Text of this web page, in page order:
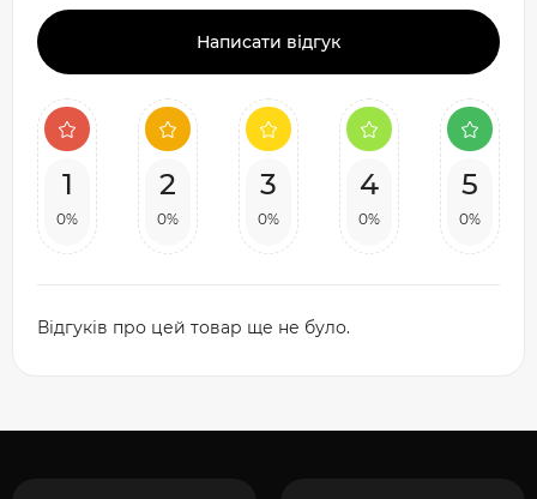
Написати відгук
1
0%
2
0%
3
0%
4
0%
5
0%
Відгуків про цей товар ще не було.